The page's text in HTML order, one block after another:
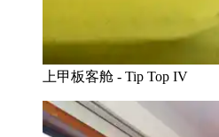
上甲板客舱 - Tip Top IV